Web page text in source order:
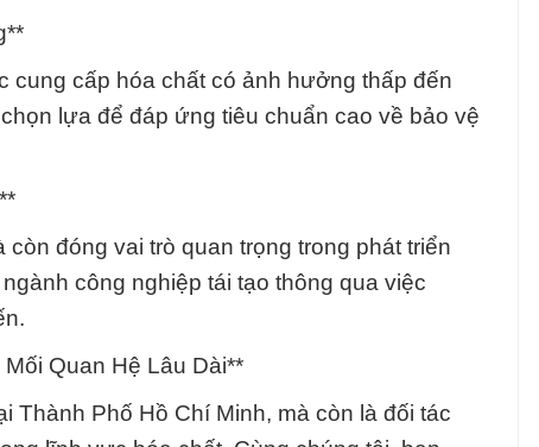
cung cấp hóa chất có ảnh hưởng thấp đến
lựa để đáp ứng tiêu chuẩn cao về bảo vệ
đóng vai trò quan trọng trong phát triển
công nghiệp tái tạo thông qua việc
Quan Hệ Lâu Dài**
Thành Phố Hồ Chí Minh, mà còn là đối tác